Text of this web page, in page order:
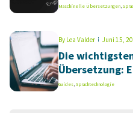
Maschinelle Übersetzungen,
ByLea Valder Juni 15,
Die
Übersetzung:
Guides, Sprachtechnologie